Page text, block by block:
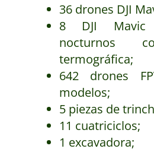
36 drones DJI
8 DJI Mavic
nocturnos
termográfica;
642 drones
modelos;
5 piezas de
11 cuatriciclos;
1 excavadora;